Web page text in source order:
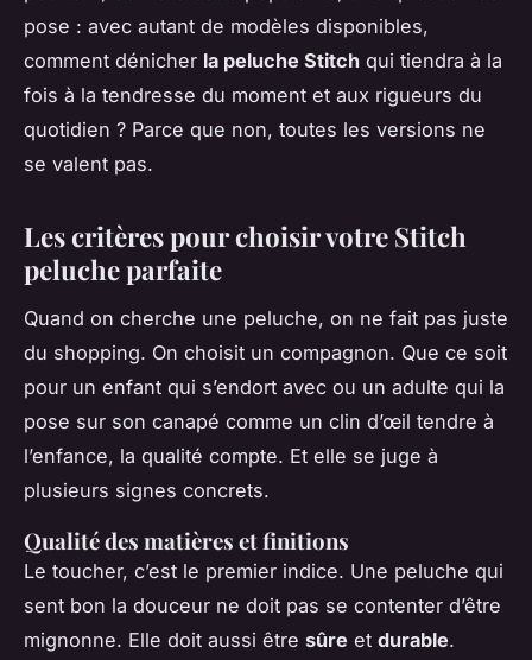
pose : avec autant de modèles disponibles,
comment dénicher la peluche Stitch qui tiendra à la
fois à la tendresse du moment et aux rigueurs du
quotidien ? Parce que non, toutes les versions ne
se valent pas.
Les critères pour choisir votre Stitch
peluche parfaite
Quand on cherche une peluche, on ne fait pas juste
du shopping. On choisit un compagnon. Que ce soit
pour un enfant qui s’endort avec ou un adulte qui la
pose sur son canapé comme un clin d’œil tendre à
l’enfance, la qualité compte. Et elle se juge à
plusieurs signes concrets.
Qualité des matières et finitions
Le toucher, c’est le premier indice. Une peluche qui
sent bon la douceur ne doit pas se contenter d’être
mignonne. Elle doit aussi être sûre et durable.